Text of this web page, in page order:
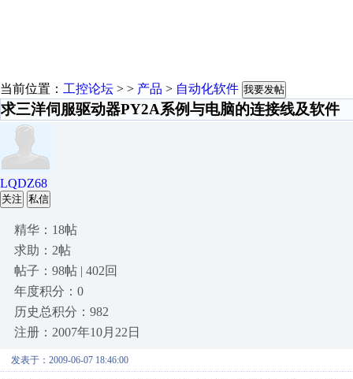
当前位置： 工控论坛 > > 产品 > 自动化软件 我要发帖
求三洋伺服驱动器PY2A系例与电脑的连接线及软件
LQDZ68
关注 私信
精华：18帖
求助：2帖
帖子：98帖 | 402回
年度积分：0
历史总积分：982
注册：2007年10月22日
发表于：2009-06-07 18:46:00